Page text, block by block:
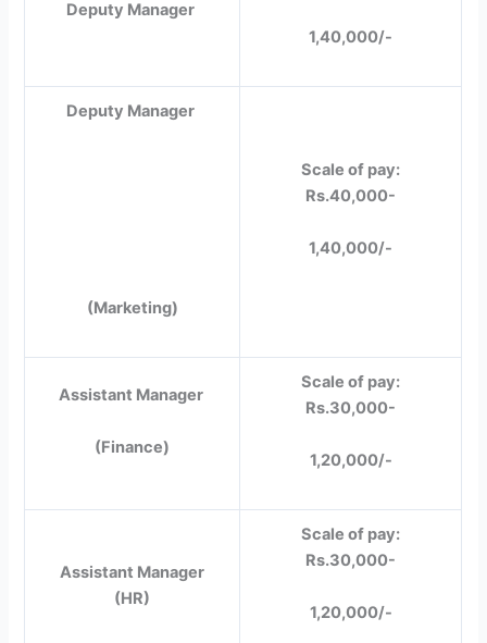
Deputy Manager
1,40,000/-
Deputy Manager
(Marketing)
Scale of pay:
Rs.40,000-
1,40,000/-
Assistant Manager
(Finance)
Scale of pay:
Rs.30,000-
1,20,000/-
Assistant Manager
(HR)
Scale of pay:
Rs.30,000-
1,20,000/-